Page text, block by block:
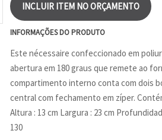
INCLUIR ITEM NO ORÇAMENTO
INFORMAÇÕES DO PRODUTO
Este nécessaire confeccionado em
abertura em 180 graus que remete ao
compartimento interno conta com dois
central com fechamento em zíper.
Altura : 13 cm Largura : 23 cm
130